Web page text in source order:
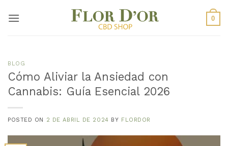
0
BLOG
Cómo Aliviar la Ansiedad con
Cannabis: Guía Esencial 2026
POSTED ON 2 DE ABRIL DE 2024 BY FLORDOR